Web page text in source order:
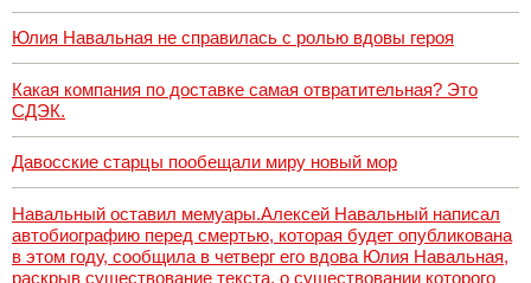
Юлия Навальная не справилась с ролью вдовы героя
Какая компания по доставке самая отвратительная? Это
СДЭК.
Давосские старцы пообещали миру новый мор
Навальный оставил мемуары.Алексей Навальный написал
автобиографию перед смертью, которая будет опубликована
в этом году, сообщила в четверг его вдова Юлия Навальная,
раскрыв существование текста, о существовании которого